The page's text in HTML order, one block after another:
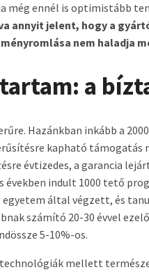
még ennél is optimistább
annyit jelent, hogy a
nem haladja
a
Hazánkban inkább a
kapható támogatás
évtizedes, a garancia
években indult 1000 tető
egyetem által végzett, és
számító 20-30 évvel
5-10%-os.
mellett